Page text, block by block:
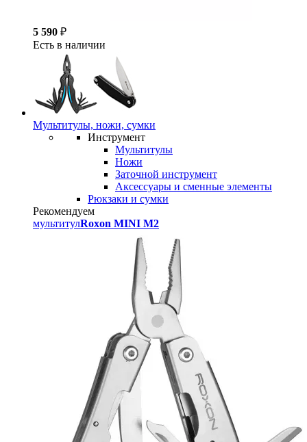
5 590 ₽
Есть в наличии
Мультитулы, ножи, сумки
Инструмент
Мультитулы
Ножи
Заточной инструмент
Аксессуары и сменные элементы
Рюкзаки и сумки
Рекомендуем
мультитулRoxon MINI M2